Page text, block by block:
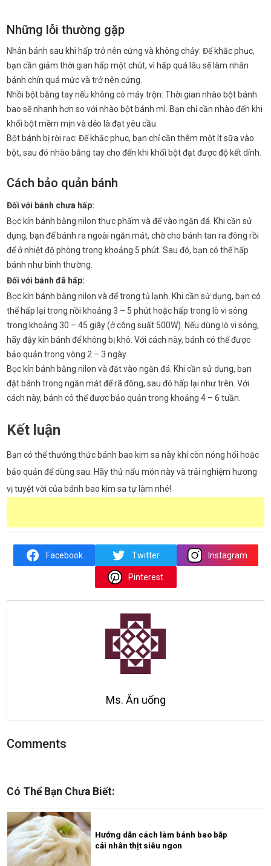
Những lỗi thường gặp
Nhân bánh sau khi hấp trở nên cứng và không chảy: Để khắc phục,
bạn cần giảm thời gian hấp một chút, vì hấp quá lâu sẽ làm nhân
bánh chín quá mức và trở nên cứng.
Nhồi bột bằng tay nếu không có máy trộn: Thời gian nhào bột bánh
bao sẽ nhanh hơn so với nhào bột bánh mì. Bạn chỉ cần nhào đến khi
khối bột mềm mịn và dẻo là đạt yêu cầu.
Bột bánh bị rời rạc: Để khắc phục, bạn chỉ cần thêm một ít sữa vào
bột, sau đó nhào bằng tay cho đến khi khối bột đạt được độ kết dính.
Cách bảo quản bánh
Đối với bánh chưa hấp:
Bọc kín bánh bằng nilon thực phẩm và để vào ngăn đá. Khi cần sử
dụng, bạn để bánh ra ngoài ngăn mát, chờ cho bánh tan ra đông rồi
để ở nhiệt độ phòng trong khoảng 5 phút. Sau đó, bạn có thể hấp
bánh như bình thường.
Đối với bánh đã hấp:
Bọc kín bánh bằng nilon và để trong tủ lạnh. Khi cần sử dụng, bạn có
thể hấp lại trong nồi khoảng 3 – 5 phút hoặc hấp trong lò vi sóng
trong khoảng 30 – 45 giây (ở công suất 500W). Nếu dùng lò vi sóng,
hãy đậy kín bánh để không bị khô. Với cách này, bánh có thể được
bảo quản trong vòng 2 – 3 ngày.
Bọc kín bánh bằng nilon và đặt vào ngăn đá. Khi cần sử dụng, bạn
đặt bánh trong ngăn mát để rã đông, sau đó hấp lại như trên. Với
cách này, bánh có thể được bảo quản trong khoảng 4 – 6 tuần.
Kết luận
Bạn có thể thưởng thức bánh bao kim sa này khi còn nóng hổi hoặc
bảo quản để dùng sau. Hãy thử nấu món này và trải nghiệm hương
vị tuyệt vời của bánh bao kim sa tự làm nhé!
Facebook Twitter Instagram
Pinterest
Ms. Ăn uống
Comments
Có Thể Bạn Chưa Biết:
Hướng dẫn cách làm bánh bao bắp
cải nhân thịt siêu ngon